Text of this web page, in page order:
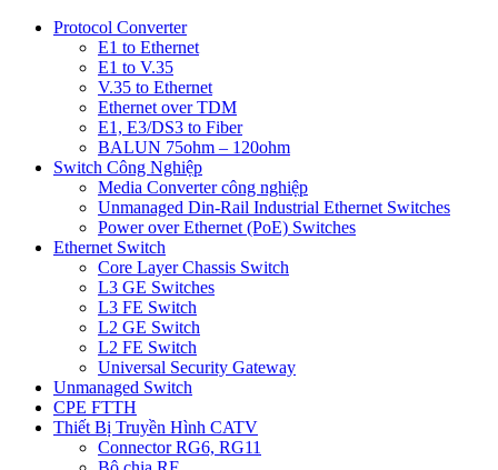
Protocol Converter
E1 to Ethernet
E1 to V.35
V.35 to Ethernet
Ethernet over TDM
E1, E3/DS3 to Fiber
BALUN 75ohm – 120ohm
Switch Công Nghiệp
Media Converter công nghiệp
Unmanaged Din-Rail Industrial Ethernet Switches
Power over Ethernet (PoE) Switches
Ethernet Switch
Core Layer Chassis Switch
L3 GE Switches
L3 FE Switch
L2 GE Switch
L2 FE Switch
Universal Security Gateway
Unmanaged Switch
CPE FTTH
Thiết Bị Truyền Hình CATV
Connector RG6, RG11